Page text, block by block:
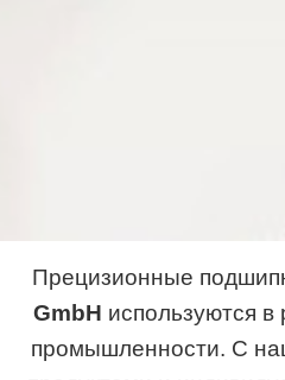
Прецизионные
GmbH используются в
промышленности. С